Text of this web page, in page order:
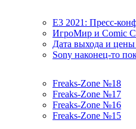
E3 2021: Пресс-
ИгроМир и Comic
Дата выхода и
Sony наконец-то
Freaks-Zone №18
Freaks-Zone №17
Freaks-Zone №16
Freaks-Zone №15